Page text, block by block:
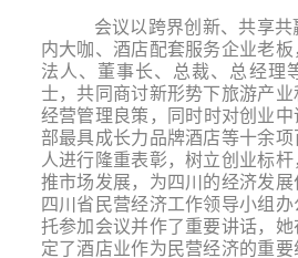
会议以跨界创新、共享共
内大咖、酒店配套服务企业老板
法人、董事长、总裁、总经理
士，共同商讨新形势下旅游产
经营管理良策，同时时对创业中
部最具成长力品牌酒店等十余
人进行隆重表彰，树立创业标
推市场发展，为四川的经济发
四川省民营经济工作领导小组
托参加会议并作了重要讲话，
定了酒店业作为民营经济的重